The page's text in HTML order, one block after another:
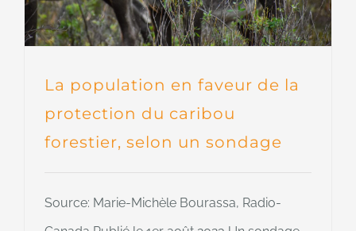
La population en faveur de la
protection du caribou
forestier, selon un sondage
Source: Marie-Michèle Bourassa, Radio-